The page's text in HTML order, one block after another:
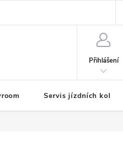
Přihlášení
Servis jízdních kol